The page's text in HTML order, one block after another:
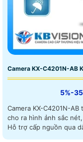
Camera KX-C4201N-AB
5%-
Camera KX-C4201N-
cho ra hình ảnh sắc
Hỗ trợ cấp nguồn qua